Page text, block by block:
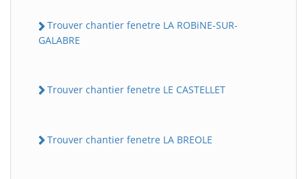
Trouver chantier fenetre LA ROBiNE-SUR-
GALABRE
Trouver chantier fenetre LE CASTELLET
Trouver chantier fenetre LA BREOLE